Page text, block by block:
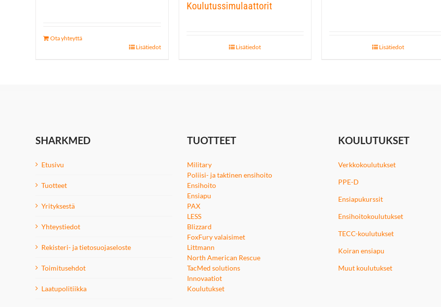
Ota yhteyttä
Lisätiedot
Koulutussimulaattorit
Lisätiedot Lisätiedot
SHARKMED
Etusivu
Tuotteet
Yrityksestä
Yhteystiedot
Rekisteri- ja tietosuojaseloste
Toimitusehdot
Laatupolitiikka
TUOTTEET
Military
Poliisi- ja taktinen ensihoito
Ensihoito
Ensiapu
PAX
LESS
Blizzard
FoxFury valaisimet
Littmann
North American Rescue
TacMed solutions
Innovaatiot
Koulutukset
KOULUTUKSET
Verkkokoulutukset
PPE-D
Ensiapukurssit
Ensihoitokoulutukset
TECC-koulutukset
Koiran ensiapu
Muut koulutukset